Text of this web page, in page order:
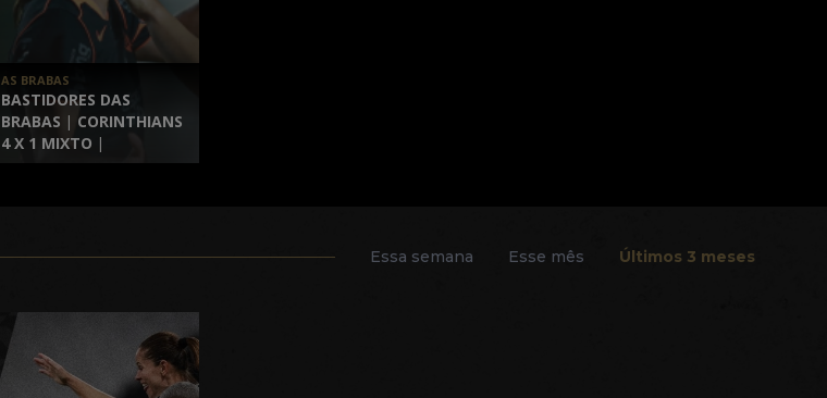
AS BRABAS
BASTIDORES DAS
BRABAS | CORINTHIANS
4 X 1 MIXTO |
BRASILEIRÃO FEMININO
Essa semana Esse mês Últimos 3 meses